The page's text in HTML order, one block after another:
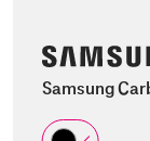
Samsung